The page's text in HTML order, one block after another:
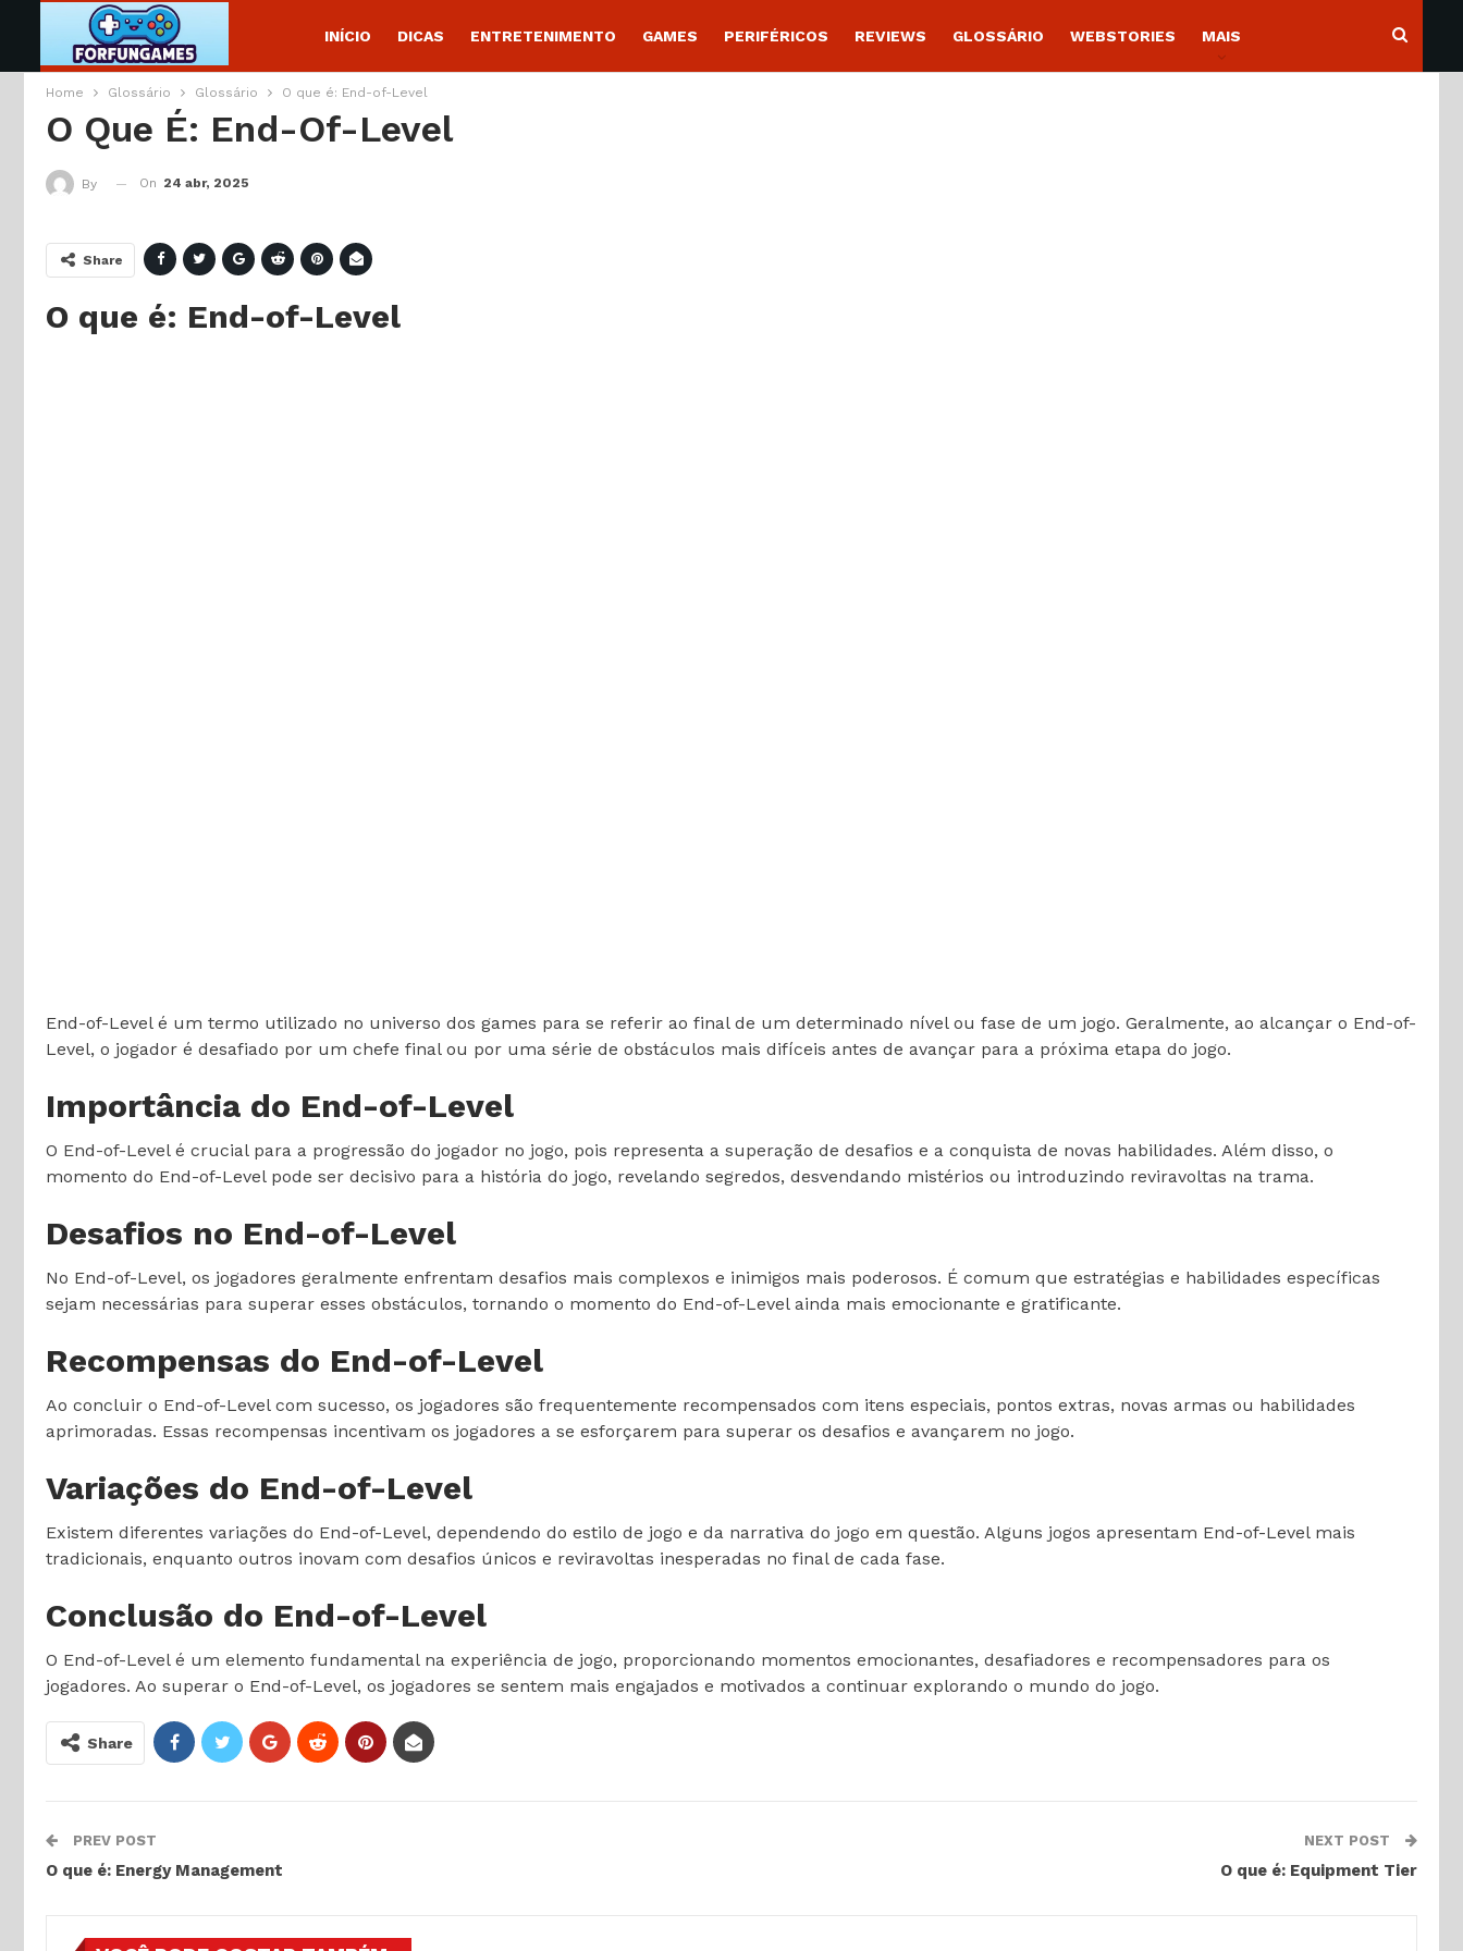
INÍCIO DICAS ENTRETENIMENTO GAMES PERIFÉRICOS REVIEWS GLOSSÁRIO WEBSTORIES MAIS
Home Glossário Glossário O que é: End-of-Level
O Que É: End-Of-Level
By On 24 abr, 2025
Share
O que é: End-of-Level
End-of-Level é um termo utilizado no universo dos games para se referir ao final de um determinado nível ou fase de um jogo. Geralmente, ao alcançar o End-of-
Level, o jogador é desafiado por um chefe final ou por uma série de obstáculos mais difíceis antes de avançar para a próxima etapa do jogo.
Importância do End-of-Level
O End-of-Level é crucial para a progressão do jogador no jogo, pois representa a superação de desafios e a conquista de novas habilidades. Além disso, o
momento do End-of-Level pode ser decisivo para a história do jogo, revelando segredos, desvendando mistérios ou introduzindo reviravoltas na trama.
Desafios no End-of-Level
No End-of-Level, os jogadores geralmente enfrentam desafios mais complexos e inimigos mais poderosos. É comum que estratégias e habilidades específicas
sejam necessárias para superar esses obstáculos, tornando o momento do End-of-Level ainda mais emocionante e gratificante.
Recompensas do End-of-Level
Ao concluir o End-of-Level com sucesso, os jogadores são frequentemente recompensados com itens especiais, pontos extras, novas armas ou habilidades
aprimoradas. Essas recompensas incentivam os jogadores a se esforçarem para superar os desafios e avançarem no jogo.
Variações do End-of-Level
Existem diferentes variações do End-of-Level, dependendo do estilo de jogo e da narrativa do jogo em questão. Alguns jogos apresentam End-of-Level mais
tradicionais, enquanto outros inovam com desafios únicos e reviravoltas inesperadas no final de cada fase.
Conclusão do End-of-Level
O End-of-Level é um elemento fundamental na experiência de jogo, proporcionando momentos emocionantes, desafiadores e recompensadores para os
jogadores. Ao superar o End-of-Level, os jogadores se sentem mais engajados e motivados a continuar explorando o mundo do jogo.
Share
PREV POST
O que é: Energy Management
NEXT POST
O que é: Equipment Tier